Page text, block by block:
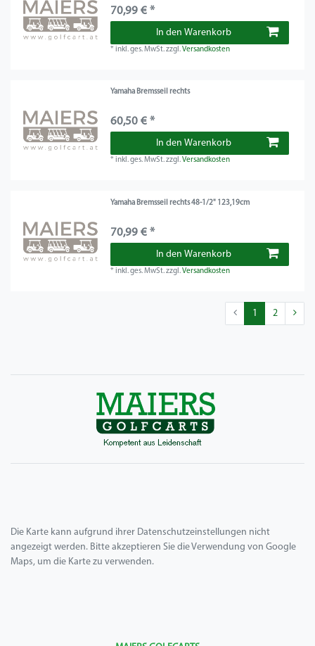
70,99 € *
In den Warenkorb
*inkl. ges. MwSt.zzgl.Versandkosten
Yamaha Bremsseil rechts
60,50 € *
In den Warenkorb
*inkl. ges. MwSt.zzgl.Versandkosten
Yamaha Bremsseil rechts 48-1/2" 123,19cm
70,99 € *
In den Warenkorb
*inkl. ges. MwSt.zzgl.Versandkosten
1 2
Die Karte kann aufgrund ihrer Datenschutzeinstellungen nicht
angezeigt werden. Bitte akzeptieren Sie die Verwendung von Google
Maps, um die Karte zu verwenden.